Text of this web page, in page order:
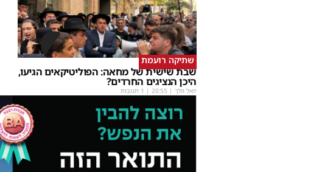
שתיקה רועמת
שבת שישית של מחאה: הפוליטיקאים הגיעו,
היכן הנציגים החרדים?
יואל וולך |
20:55 | 1 תגובות